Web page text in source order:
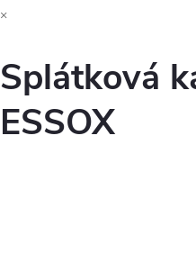
×
Splátková
ESSOX